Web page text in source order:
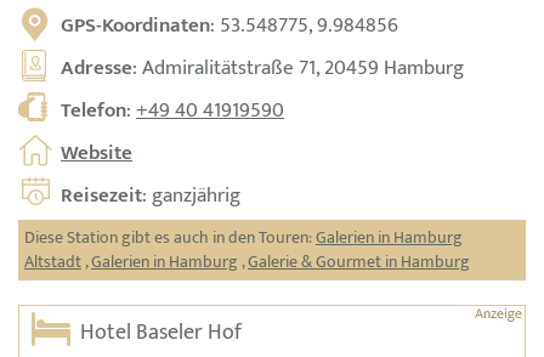
GPS-Koordinaten: 53.548775, 9.984856
Adresse: Admiralitätstraße 71, 20459 Hamburg
Telefon:+49 40 41919590
Website
Reisezeit: ganzjährig
Diese Station gibt es auch in den Touren:Galerien in Hamburg
Altstadt,Galerien in Hamburg ,Galerie & Gourmet in Hamburg
Hotel Baseler Hof